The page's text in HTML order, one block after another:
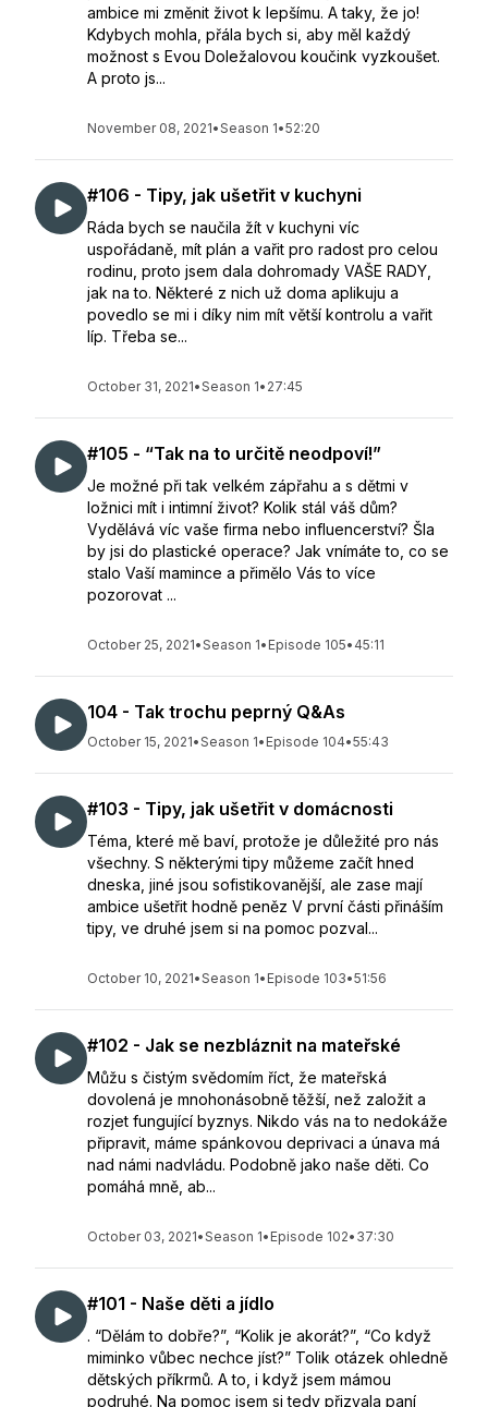
ambice mi změnit život k lepšímu. A taky, že jo!
Kdybych mohla, přála bych si, aby měl každý
možnost s Evou Doležalovou koučink vyzkoušet.
A proto js...
November 08, 2021•Season 1•52:20
#106 - Tipy, jak ušetřit v kuchyni
Ráda bych se naučila žít v kuchyni víc
uspořádaně, mít plán a vařit pro radost pro celou
rodinu, proto jsem dala dohromady VAŠE RADY,
jak na to. Některé z nich už doma aplikuju a
povedlo se mi i díky nim mít větší kontrolu a vařit
líp. Třeba se...
October 31, 2021•Season 1• 27:45
#105 - “Tak na to určitě neodpoví!”
Je možné při tak velkém zápřahu a s dětmi v
ložnici mít i intimní život? Kolik stál váš dům?
Vydělává víc vaše firma nebo influencerství? Šla
by jsi do plastické operace? Jak vnímáte to, co se
stalo Vaší mamince a přimělo Vás to více
pozorovat ...
October 25, 2021•Season 1• Episode 105• 45:11
104 - Tak trochu peprný Q&As
October 15, 2021•Season 1• Episode 104•55:43
#103 - Tipy, jak ušetřit v domácnosti
Téma, které mě baví, protože je důležité pro nás
všechny. S některými tipy můžeme začít hned
dneska, jiné jsou sofistikovanější, ale zase mají
ambice ušetřit hodně peněz V první části přináším
tipy, ve druhé jsem si na pomoc pozval...
October 10, 2021•Season 1• Episode 103•51:56
#102 - Jak se nezbláznit na mateřské
Můžu s čistým svědomím říct, že mateřská
dovolená je mnohonásobně těžší, než založit a
rozjet fungující byznys. Nikdo vás na to nedokáže
připravit, máme spánkovou deprivaci a únava má
nad námi nadvládu. Podobně jako naše děti. Co
pomáhá mně, ab...
October 03, 2021•Season 1• Episode 102• 37:30
#101 - Naše děti a jídlo
. “Dělám to dobře?”, “Kolik je akorát?”, “Co když
miminko vůbec nechce jíst?” Tolik otázek ohledně
dětských příkrmů. A to, i když jsem mámou
podruhé. Na pomoc jsem si tedy přizvala paní